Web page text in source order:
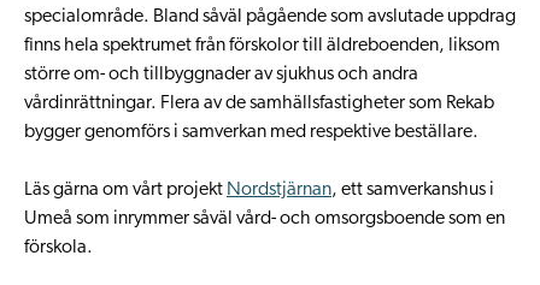
specialområde. Bland såväl pågående som avslutade uppdrag
finns hela spektrumet från förskolor till äldreboenden, liksom
större om- och tillbyggnader av sjukhus och andra
vårdinrättningar. Flera av de samhällsfastigheter som Rekab
bygger genomförs i samverkan med respektive beställare.
Läs gärna om vårt projekt Nordstjärnan, ett samverkanshus i
Umeå som inrymmer såväl vård- och omsorgsboende som en
förskola.